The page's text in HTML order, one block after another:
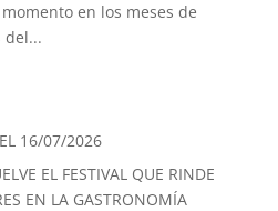
en los meses de
del...
16/07/2026
EL FESTIVAL QUE RINDE
EN LA GASTRONOMÍA